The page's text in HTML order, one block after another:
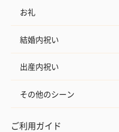
お礼
結婚内祝い
出産内祝い
その他のシーン
ご利用ガイド